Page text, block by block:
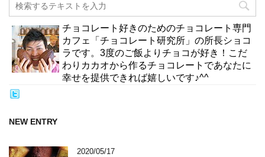
チョコレート好きのためのチョコレート専門
カフェ「チョコレート研究所」の所長ショコ
ラです。3度のご飯よりチョコが好き！こだ
わりカカオから作るチョコレートであなたに
幸せを提供できれば嬉しいです♪^^
NEW ENTRY
2020/05/17